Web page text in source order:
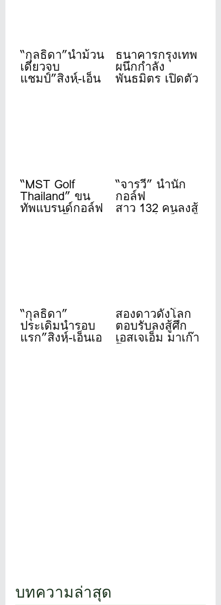
“กุลธิดา”นำม้วน
เดียวจบ
แชมป์”สิงห์-เอ็น
เอสดีเอฟ”ที่เดอะ
ธนาคารกรุงเทพ
ผนึกกำลัง
พันธมิตร เปิดตัว
“MST Golf
Thailand” ขน
ทัพแบรนด์กอล์ฟ
ดังระดับโลก
“จารวี” นำนัก
กอล์ฟ
สาว 132 คนลงสู้
ศึก”สิงห์- เอ็นเอ
“กุลธิดา”
ประเดิมนำรอบ
แรก”สิงห์-เอ็นเอ
สดีเอฟ”ที่เดอะ
สองดาวดังโลก
ตอบรับลงสู้ศึก
เอสเจเอ็ม มาเก๊า
โอเพ่น 2026
บทความล่าสุด